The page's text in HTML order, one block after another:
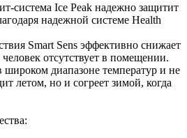
система Ice Peak надежно защитит
надежной системе Health
Smart Sens эффективно снижает
отсутствует в помещении.
широком диапазоне температур и не
летом, но и согреет зимой, когда